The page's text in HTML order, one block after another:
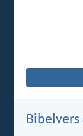
Bibelvers